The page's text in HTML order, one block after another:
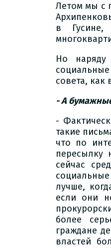
Летом мы с
в
Но
совета,
- А
-
такие
что по
пересылку
сейчас
лучше,
если они
более
граждане
властей